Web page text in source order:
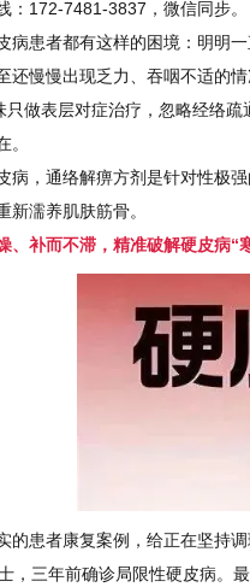
172-7481-3837，微信同步。
患者都有这样的困境：明明一
还慢慢出现乏力、吞咽不适的情
做表层对症治疗，忽略经络疏
。
病， 通络解痹方剂是针对性极
新濡养肌肤筋骨。
、补而不滞，精准破解硬皮病“
的患者康复案例，给正在坚持调
，三年前确诊局限性硬皮病。